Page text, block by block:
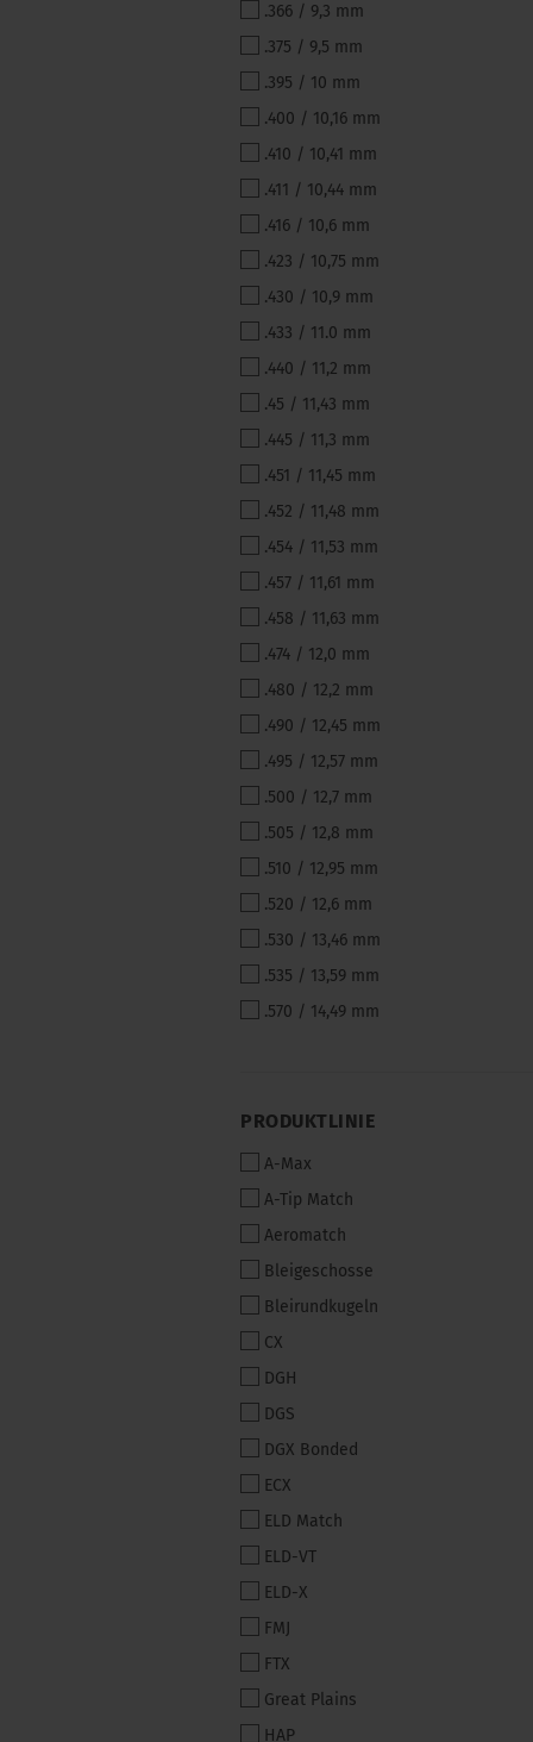
.366 / 9,3 mm
.375 / 9,5 mm
.395 / 10 mm
.400 / 10,16 mm
.410 / 10,41 mm
.411 / 10,44 mm
.416 / 10,6 mm
.423 / 10,75 mm
.430 / 10,9 mm
.433 / 11.0 mm
.440 / 11,2 mm
.45 / 11,43 mm
.445 / 11,3 mm
.451 / 11,45 mm
.452 / 11,48 mm
.454 / 11,53 mm
.457 / 11,61 mm
.458 / 11,63 mm
.474 / 12,0 mm
.480 / 12,2 mm
.490 / 12,45 mm
.495 / 12,57 mm
.500 / 12,7 mm
.505 / 12,8 mm
.510 / 12,95 mm
.520 / 12,6 mm
.530 / 13,46 mm
.535 / 13,59 mm
.570 / 14,49 mm
PRODUKTLINIE
PRODUKTLINIE
A-Max
A-Tip Match
Aeromatch
Bleigeschosse
Bleirundkugeln
CX
DGH
DGS
DGX Bonded
ECX
ELD Match
ELD-VT
ELD-X
FMJ
FTX
Great Plains
HAP